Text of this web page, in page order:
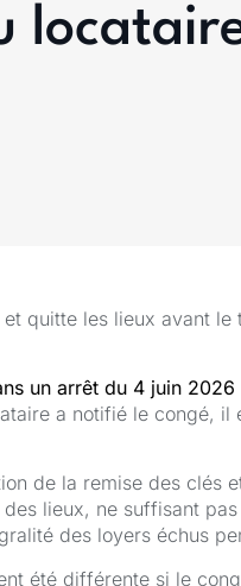
quitte les lieux avant
un arrêt du 4 juin 2026
a notifié le congé,
de la remise des clés
des lieux, ne suffisant
des loyers échus
été différente si le